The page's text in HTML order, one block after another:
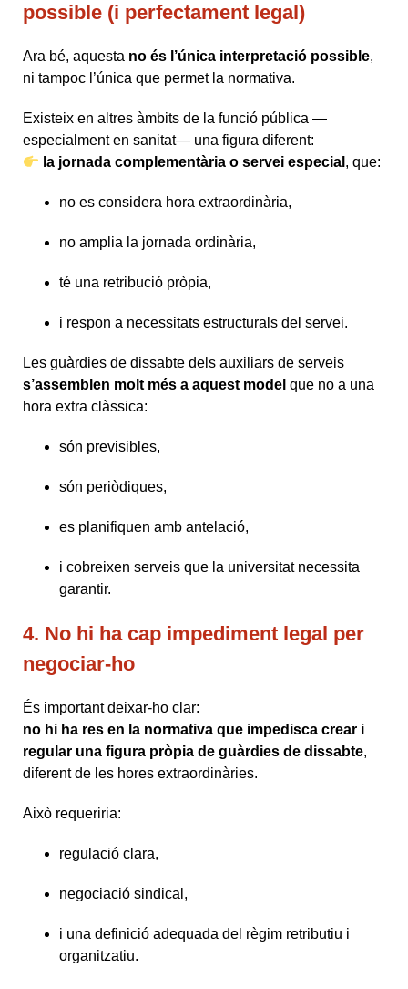
possible (i perfectament legal)
Ara bé, aquesta no és l’única interpretació possible,
ni tampoc l’única que permet la normativa.
Existeix en altres àmbits de la funció pública —
especialment en sanitat— una figura diferent:
la jornada complementària o servei especial , que:
no es considera hora extraordinària,
no amplia la jornada ordinària,
té una retribució pròpia,
i respon a necessitats estructurals del servei.
Les guàrdies de dissabte dels auxiliars de serveis
s’assemblen molt més a aquest model que no a una
hora extra clàssica:
són previsibles,
són periòdiques,
es planifiquen amb antelació,
i cobreixen serveis que la universitat necessita
garantir.
4. No hi ha cap impediment legal per
negociar-ho
És important deixar-ho clar:
no hi ha res en la normativa que impedisca crear i
regular una figura pròpia de guàrdies de dissabte,
diferent de les hores extraordinàries.
Això requeriria:
regulació clara,
negociació sindical,
i una definició adequada del règim retributiu i
organitzatiu.